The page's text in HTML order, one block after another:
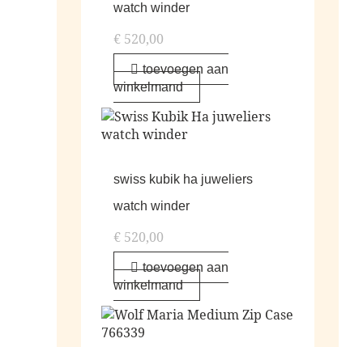
watch winder
€ 520,00
toevoegen aan
winkelmand
swiss kubik ha juweliers
watch winder
€ 520,00
toevoegen aan
winkelmand